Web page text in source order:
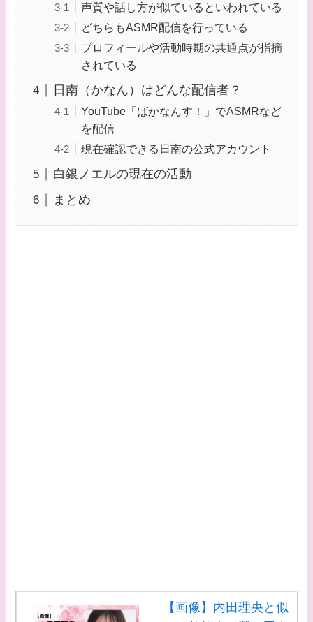
声質や話し方が似ているといわれている
どちらもASMR配信を行っている
プロフィールや活動時期の共通点が指摘
されている
日南（かなん）はどんな配信者？
YouTube「ばかなんす！」でASMRなど
を配信
現在確認できる日南の公式アカウント
白銀ノエルの現在の活動
まとめ
【画像】内田理央と似